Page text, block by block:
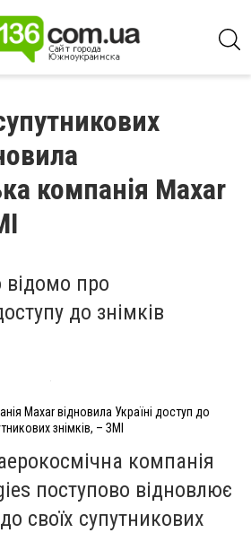
компанія Maxar
відомо про
до знімків
Maxar відновила Україні доступ до
знімків, – ЗМІ
компанія
поступово відновлює
своїх супутникових